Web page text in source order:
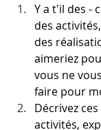
Y a t'il des -
des
des
aimeriez
vous ne
faire pour
Décrivez
activités,